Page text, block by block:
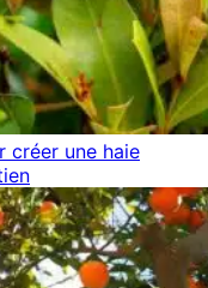
créer une haie